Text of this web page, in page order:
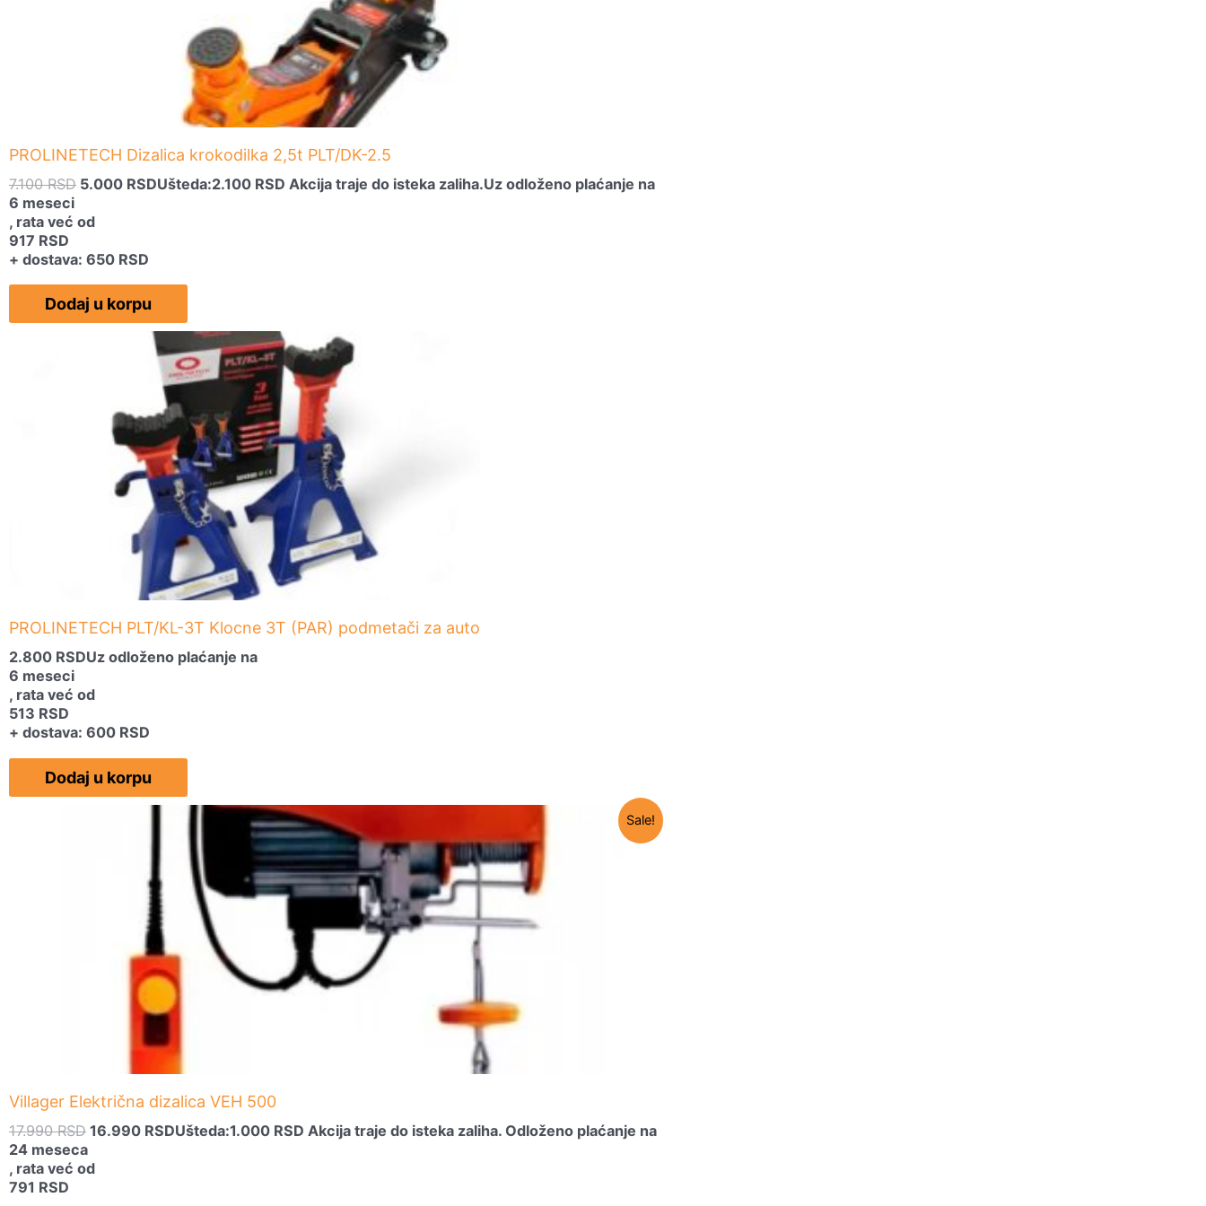
PROLINETECH Dizalica krokodilka 2,5t PLT/DK-2.5
7.100RSD 5.000 RSDUšteda:2.100 RSD Akcija traje do isteka zaliha.Uz odloženo plaćanje na
6 meseci
, rata već od
917 RSD
+ dostava: 650 RSD
Dodaj u korpu
PROLINETECH PLT/KL-3T Klocne 3T (PAR) podmetači za auto
2.800 RSDUz odloženo plaćanje na
6 meseci
, rata već od
513 RSD
+ dostava: 600 RSD
Dodaj u korpu
Sale!
Villager Električna dizalica VEH 500
17.990RSD
17.990 RSD.
16.990 RSD
Trenutna
je:
16.990 RSD.
Ušteda:1.000 RSD Akcija traje do isteka zaliha. Odloženo plaćanje na
24 meseca
, rata već od
791 RSD